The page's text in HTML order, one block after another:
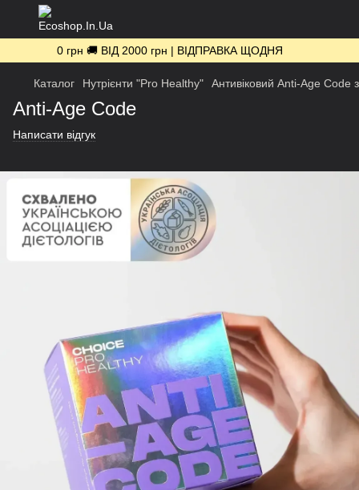
0 грн 🚚 ВІД 2000 грн | ВІДПРАВКА ЩОДНЯ
Каталог Нутрієнти "Pro Healthy" Антивіковий Anti-Age Code
Anti-Age Code
Написати відгук